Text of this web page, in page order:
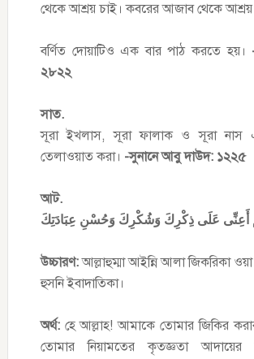
থেকে আশ্রয় চাই। কবরের আজাব থেকে আশ্রয়
বর্ণিত দোয়াটিও এক বার পাঠ করতে হয়।
২৮২২
সাত.
সূরা ইখলাস, সূরা ফালাক ও সূরা নাস
তেলাওয়াত করা। -সুনানে আবু দাউদ: ১২২৫
আট.
أَعِنِّى عَلَى ذِكْرِكَ وَشُكْرِكَ وَحُسْنِ عِبَادَتِكَ
উচ্চারণ:আল্লাহুম্মা আইন্নি আলা জিকরিকা
হুসনি ইবাদাতিকা।
অর্থ:হে আল্লাহ! আমাকে তোমার জিকির
তোমার নিয়ামতের কৃতজ্ঞতা